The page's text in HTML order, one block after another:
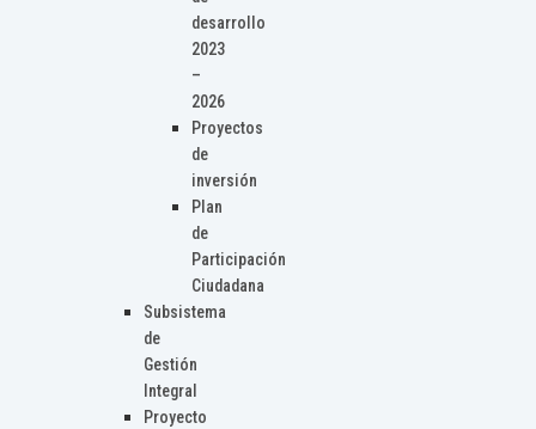
desarrollo
2023
–
2026
Proyectos
de
inversión
Plan
de
Participación
Ciudadana
Subsistema
de
Gestión
Integral
Proyecto